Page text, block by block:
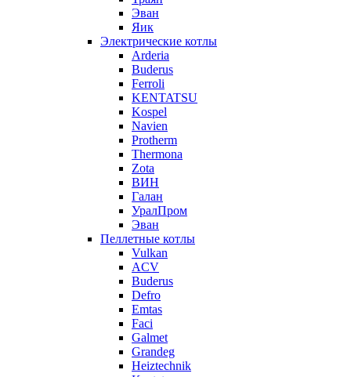
Эван
Яик
Электрические котлы
Arderia
Buderus
Ferroli
KENTATSU
Kospel
Navien
Protherm
Thermona
Zota
ВИН
Галан
УралПром
Эван
Пеллетные котлы
Vulkan
ACV
Buderus
Defro
Emtas
Faci
Galmet
Grandeg
Heiztechnik